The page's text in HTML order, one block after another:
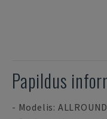
Papildus
- Modelis: